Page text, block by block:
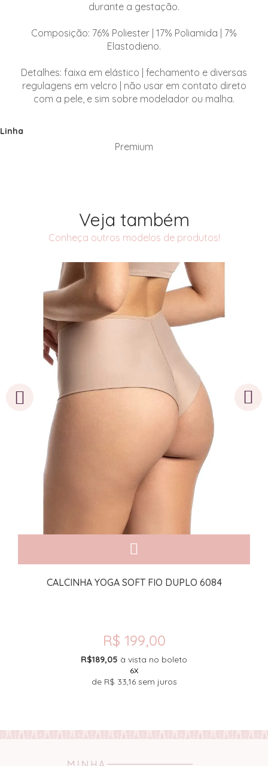
durante a gestação.
Composição: 76% Poliester | 17% Poliamida | 7%
Elastodieno.
Detalhes: faixa em elástico | fechamento e diversas
regulagens em velcro | não usar em contato direto
com a pele, e sim sobre modelador ou malha.
Linha
Premium
Veja também
Conheça outros modelos de produtos!
CALCINHA YOGA SOFT FIO DUPLO 6084
R$ 199,00
R$189,05 à vista no boleto
6X
de R$ 33,16sem juros